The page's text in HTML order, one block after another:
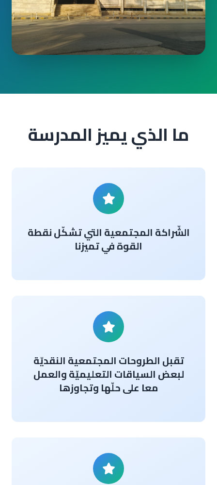
ما الذي يميز المدرسة
الشّراكة المجتمعية التي تشكّل نقطة
القوة في تميزنا
تقبل الطروحات المجتمعية النقديّة
لبعض السياقات التعليميّة والعمل
معا على حلّها وتجاوزها